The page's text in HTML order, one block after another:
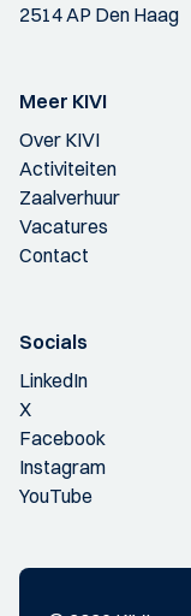
2514 AP Den Haag
Meer KIVI
Over KIVI
Activiteiten
Zaalverhuur
Vacatures
Contact
Socials
LinkedIn
X
Facebook
Instagram
YouTube